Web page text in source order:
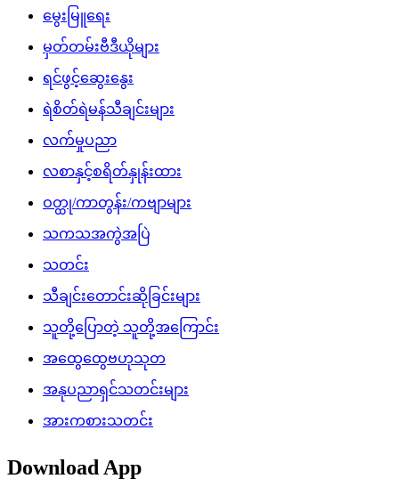
မွေးမြူရေး
မှတ်တမ်းဗီဒီယိုများ
ရင်ဖွင့်ဆွေးနွေး
ရဲစိတ်ရဲမန်သီချင်းများ
လက်မှုပညာ
လစာနှင့်စရိတ်နှုန်းထား
ဝတ္ထု/ကာတွန်း/ကဗျာများ
သကသအကွဲအပြဲ
သတင်း
သီချင်းတောင်းဆိုခြင်းများ
သူတို့ပြောတဲ့ သူတို့အကြောင်း
အထွေထွေဗဟုသုတ
အနုပညာရှင်သတင်းများ
အားကစားသတင်း
Download App